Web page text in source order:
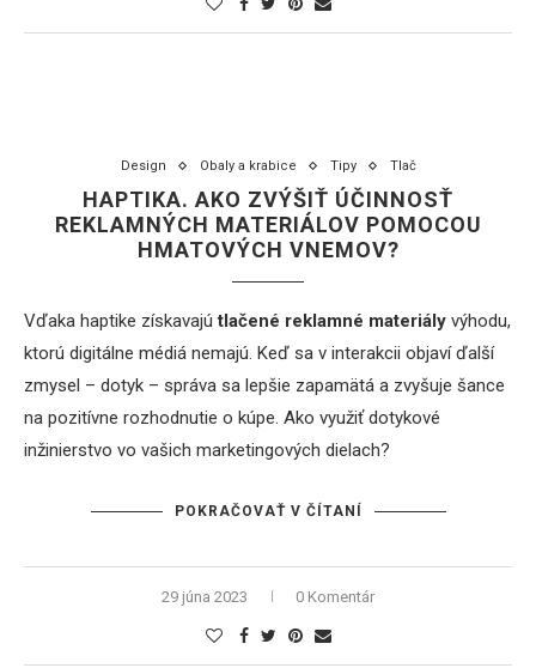
Design Obaly a krabice Tipy Tlač
HAPTIKA. AKO ZVÝŠIŤ ÚČINNOSŤ
REKLAMNÝCH MATERIÁLOV POMOCOU
HMATOVÝCH VNEMOV?
Vďaka haptike získavajútlačené reklamné materiály výhodu,
ktorú digitálne médiá nemajú. Keď sa v interakcii objaví ďalší
zmysel – dotyk – správa sa lepšie zapamätá a zvyšuje šance
na pozitívne rozhodnutie o kúpe. Ako využiť dotykové
inžinierstvo vo vašich marketingových dielach?
POKRAČOVAŤ V ČÍTANÍ
29 júna 2023 0 Komentár